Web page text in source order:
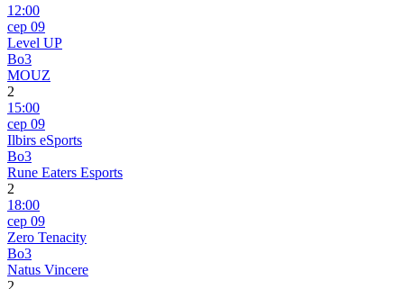
12:00
сер 09
Level UP
Bo3
MOUZ
2
15:00
сер 09
Ilbirs eSports
Bo3
Rune Eaters Esports
2
18:00
сер 09
Zero Tenacity
Bo3
Natus Vincere